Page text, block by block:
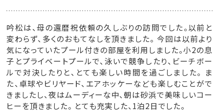
吟松は、母の還暦祝依頼の久しぶりの訪問でした。以前と
変わらず、多くのおもてなしを頂きました。 今回は以前より
気になっていたプール付きの部屋を利用しました。小2の息
子とプライベートプールで、泳いで競争したり、ビーチボー
ルで対決したりと、とても楽しい時間を過ごしました。 ま
た、卓球やビリヤード、エアホッケーなども楽しむことがで
きましたし、夜はムーディーな中、朝は砂浜で美味しいコー
ヒーを頂きました。 とても充実した、1泊2日でした。